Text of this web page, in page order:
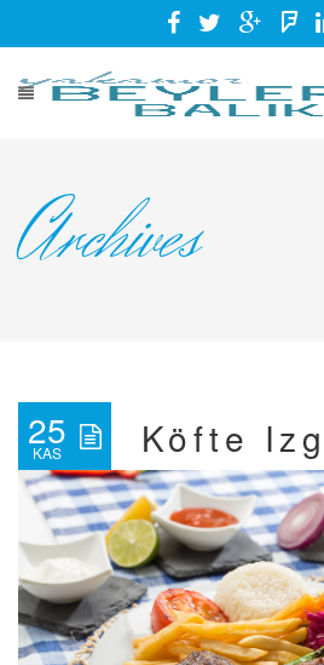
Archives
25
KAS Köfte